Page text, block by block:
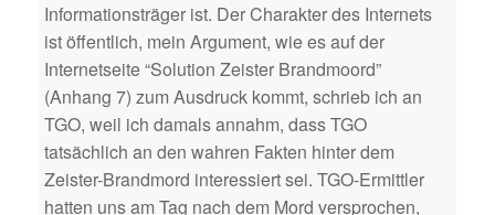
Informationsträger ist. Der Charakter des Internets
ist öffentlich, mein Argument, wie es auf der
Internetseite “Solution Zeister Brandmoord”
(Anhang 7) zum Ausdruck kommt, schrieb ich an
TGO, weil ich damals annahm, dass TGO
tatsächlich an den wahren Fakten hinter dem
Zeister-Brandmord interessiert sei. TGO-Ermittler
hatten uns am Tag nach dem Mord versprochen,